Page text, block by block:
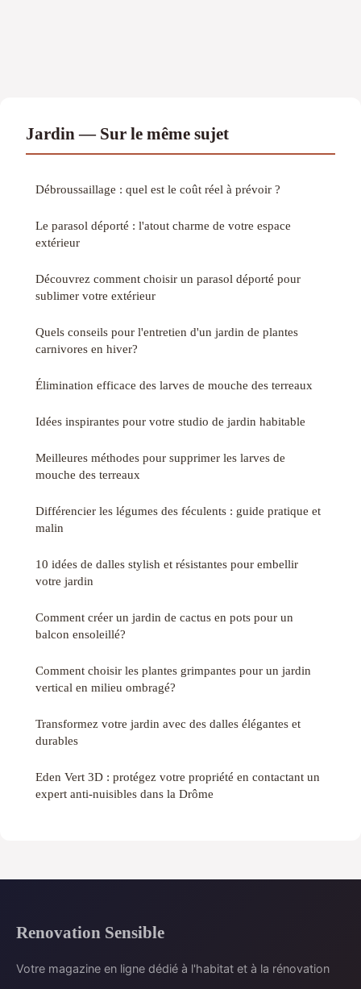
Jardin — Sur le même sujet
Débroussaillage : quel est le coût réel à prévoir ?
Le parasol déporté : l'atout charme de votre espace
extérieur
Découvrez comment choisir un parasol déporté pour
sublimer votre extérieur
Quels conseils pour l'entretien d'un jardin de plantes
carnivores en hiver?
Élimination efficace des larves de mouche des terreaux
Idées inspirantes pour votre studio de jardin habitable
Meilleures méthodes pour supprimer les larves de
mouche des terreaux
Différencier les légumes des féculents : guide pratique et
malin
10 idées de dalles stylish et résistantes pour embellir
votre jardin
Comment créer un jardin de cactus en pots pour un
balcon ensoleillé?
Comment choisir les plantes grimpantes pour un jardin
vertical en milieu ombragé?
Transformez votre jardin avec des dalles élégantes et
durables
Eden Vert 3D : protégez votre propriété en contactant un
expert anti-nuisibles dans la Drôme
Renovation Sensible
Votre magazine en ligne dédié à l'habitat et à la rénovation